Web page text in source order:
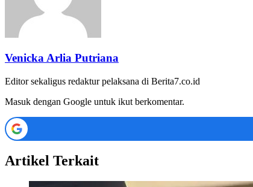
Venicka Arlia Putriana
Editor sekaligus redaktur pelaksana di Berita7.co.id
Masuk dengan Google untuk ikut berkomentar.
Artikel Terkait